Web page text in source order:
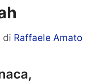
di Raffaele Amato